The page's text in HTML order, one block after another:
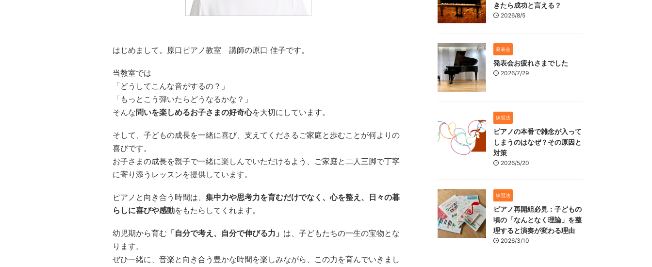
はじめまして。原口ピアノ教室 講師の原口 佳子です。
当教室では
「どうしてこんな音がするの？」
「もっとこう弾いたらどうなるかな？」
そんな問いを楽しめるお子さまの好奇心を大切にしています。
そして、子どもの成長を一緒に喜び、支えてくださるご家庭と歩むことが何よりの
喜びです。
お子さまの成長を親子で一緒に楽しんでいただけるよう、ご家庭と二人三脚で丁寧
に寄り添うレッスンを提供しています。
ピアノと向き合う時間は、 集中力や思考力を育むだけでなく、心を整え、日々の暮
らしに喜びや感動をもたらしてくれます。
幼児期から育む 「自分で考え、自分で伸びる力」 は、子どもたちの一生の宝物とな
ります。
ぜひ一緒に、音楽と向き合う豊かな時間を楽しみながら、この力を育んでいきまし
きたら成功と言える？
2026/8/5
発表会
発表会お疲れさまでした
2026/7/29
練習法
ピアノの本番で雑念が入って
しまうのはなぜ？その原因と
対策
2026/5/20
練習法
ピアノ再開組必見：子どもの
頃の「なんとなく理論」を整
理すると演奏が変わる理由
2026/3/10